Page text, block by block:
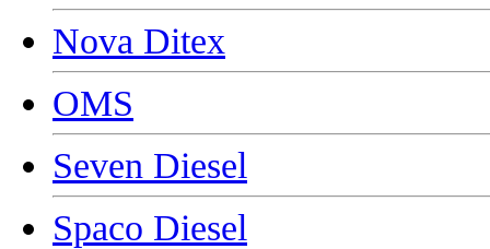
Nova Ditex
OMS
Seven Diesel
Spaco Diesel